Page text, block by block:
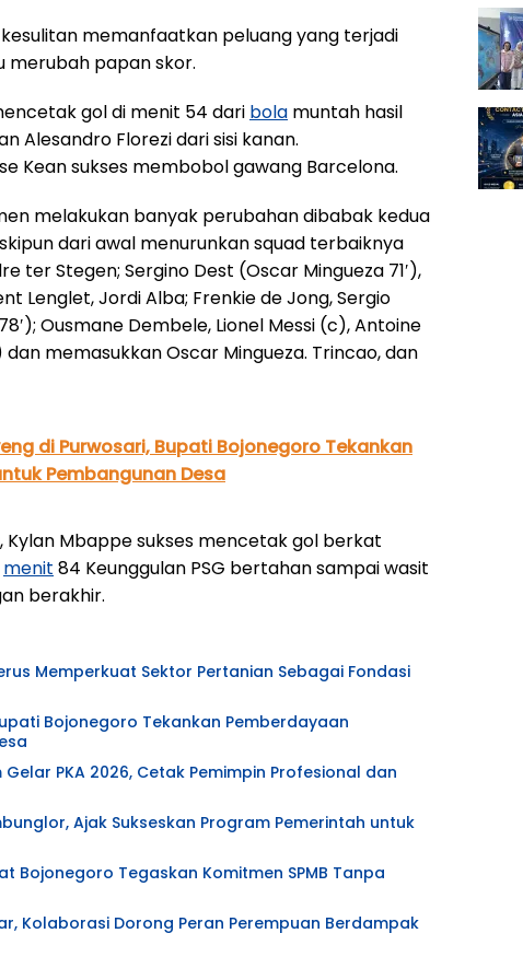
memanfaatkan peluang yang terjadi
merubah papan skor.
gol di menit 54 dari bola muntah hasil
Alesandro Florezi dari sisi kanan.
Kean sukses membobol gawang Barcelona.
melakukan banyak perubahan dibabak kedua
dari awal menurunkan squad terbaiknya
Stegen; Sergino Dest (Oscar Mingueza 71′),
Lenglet, Jordi Alba; Frenkie de Jong, Sergio
Ousmane Dembele, Lionel Messi (c), Antoine
memasukkan Oscar Mingueza. Trincao, dan
di Purwosari, Bupati Bojonegoro Tekankan
Pembangunan Desa
Kylan Mbappe sukses mencetak gol berkat
menit 84 Keunggulan PSG bertahan sampai wasit
berakhir.
Memperkuat Sektor Pertanian Sebagai Fondasi
Bojonegoro Tekankan Pemberdayaan
PKA 2026, Cetak Pemimpin Profesional dan
Ajak Sukseskan Program Pemerintah untuk
Bojonegoro Tegaskan Komitmen SPMB Tanpa
Kolaborasi Dorong Peran Perempuan Berdampak